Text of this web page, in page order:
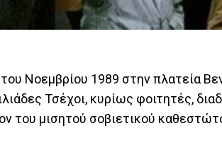
Νοεμβρίου 1989 στην πλατεία
Τσέχοι, κυρίως φοιτητές,
του μισητού σοβιετικού